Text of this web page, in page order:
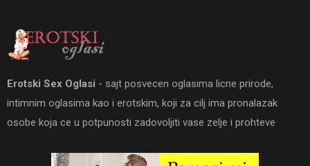
Erotski Sex Oglasi - sajt posvecen oglasima licne prirode,
intimnim oglasima kao i erotskim, koji za cilj ima pronalazak
osobe koja ce u potpunosti zadovoljiti vase zelje i prohteve